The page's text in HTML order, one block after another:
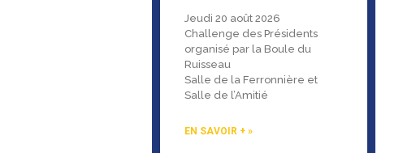
Jeudi 20 août 2026
Challenge des Présidents
organisé par la Boule du
Ruisseau
Salle de la Ferronnière et
Salle de l’Amitié
EN SAVOIR + »